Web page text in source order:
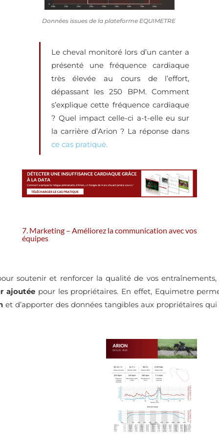
Données issues de la plateforme EQUIMETRE
Le cheval monitoré lors d’un canter a
présenté une fréquence cardiaque
très élevée au cours de l’effort,
dépassant les 250 BPM. Comment
s’explique cette fréquence cardiaque
? Quel impact celle-ci a-t-elle eu sur
la carrière d’Arion ? La réponse dans
ce cas pratique.
7. Marketing – Améliorez la communication avec vos
équipes
soutenir et renforcer la qualité de vos entraînements,
ajoutéepour les propriétaires. En effet, Equimetre
et d’apporter des données tangibles aux propriétaires qui